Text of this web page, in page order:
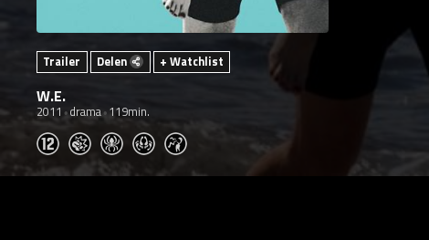
Trailer Delen + Watchlist
W.E.
2011 drama 119min.